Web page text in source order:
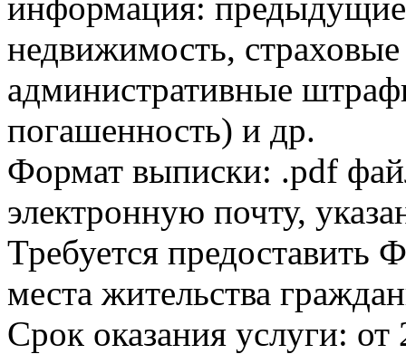
недвижимость,
административные
погашенность) и др.
Формат выписки: .pdf
электронную почту,
Требуется
места жительства
Срок оказания услуги: от